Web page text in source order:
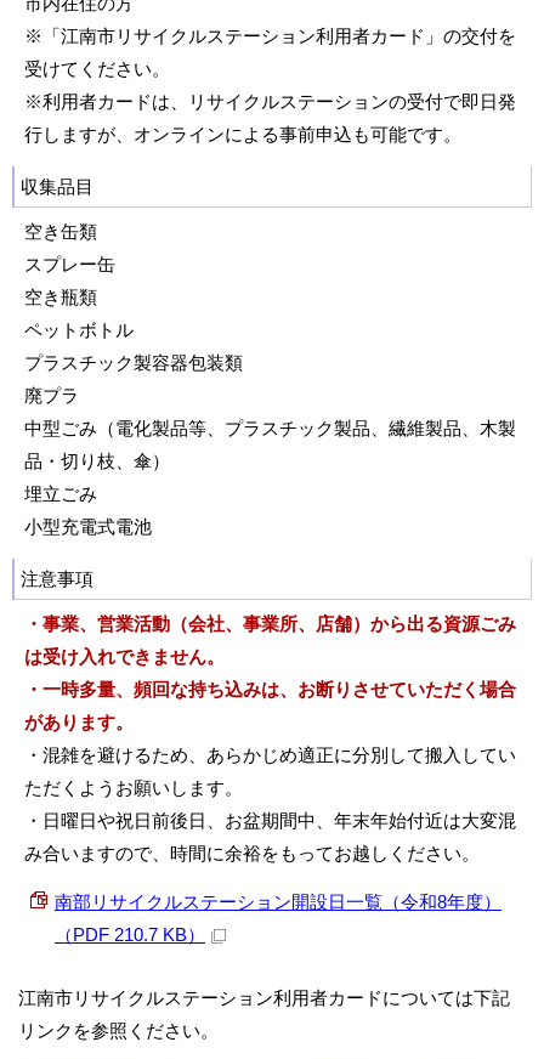
※「江南市リサイクルステーション利用者カード」の交付を
受けてください。
※利用者カードは、リサイクルステーションの受付で即日発
行しますが、オンラインによる事前申込も可能です。
収集品目
空き缶類
スプレー缶
空き瓶類
ペットボトル
プラスチック製容器包装類
廃プラ
中型ごみ（電化製品等、プラスチック製品、繊維製品、木製
品・切り枝、傘）
埋立ごみ
小型充電式電池
注意事項
・事業、営業活動（会社、事業所、店舗）から出る資源ごみ
は受け入れできません。
・一時多量、頻回な持ち込みは、お断りさせていただく場合
があります。
・混雑を避けるため、あらかじめ適正に分別して搬入してい
ただくようお願いします。
・日曜日や祝日前後日、お盆期間中、年末年始付近は大変混
み合いますので、時間に余裕をもってお越しください。
南部リサイクルステーション開設日一覧（令和8年度）
（PDF 210.7 KB）
江南市リサイクルステーション利用者カードについては下記
リンクを参照ください。